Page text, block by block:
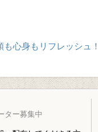
心身もリフレッシュ！
ター募集中